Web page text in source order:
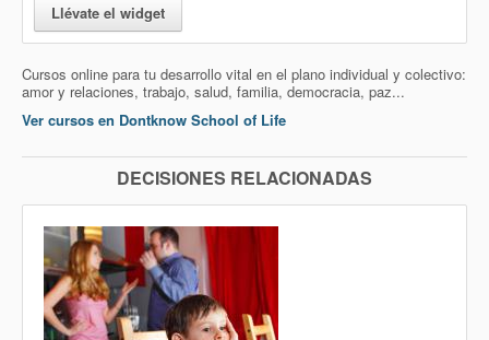
Llévate el widget
Cursos online para tu desarrollo vital en el plano individual y colectivo:
amor y relaciones, trabajo, salud, familia, democracia, paz...
Ver cursos en Dontknow School of Life
DECISIONES RELACIONADAS